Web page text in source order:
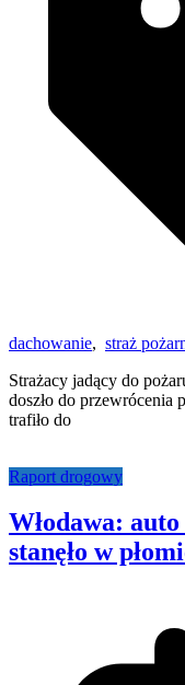
dachowanie, straż
Strażacy jadący do
doszło do przewrócenia
trafiło do
Raport drogowy
Włodawa: auto
stanęło w